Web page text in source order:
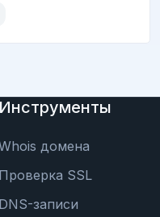
Инструменты
домена
Проверка SSL
DNS-записи